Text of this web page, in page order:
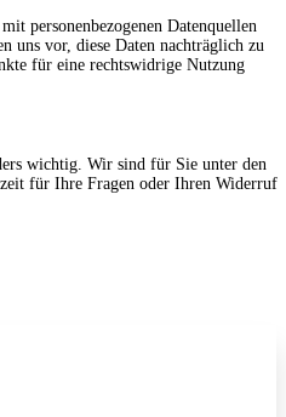
personenbezogenen Datenquellen
uns vor, diese Daten nachträglich zu
für eine rechtswidrige Nutzung
wichtig. Wir sind für Sie unter den
für Ihre Fragen oder Ihren Widerruf